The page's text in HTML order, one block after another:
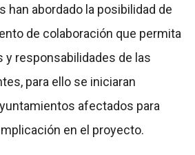
han abordado la posibilidad de
de colaboración que permita
responsabilidades de las
para ello se iniciaran
afectados para
en el proyecto.